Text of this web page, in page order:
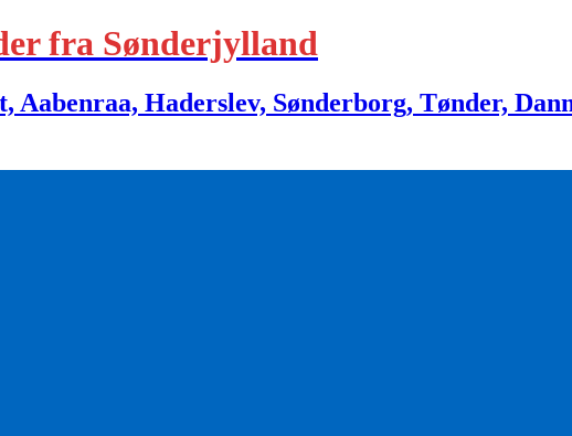
fra Sønderjylland
Haderslev, Sønderborg, Tønder,